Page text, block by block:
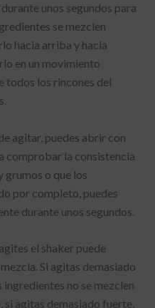
unos segundos para
se mezclen
hacia arriba y hacia
en un movimiento
todos los rincones del
agitar, puedes abrir con
comprobar la consistencia
grumos o que los
por completo, puedes
durante unos segundos.
el shaker puede
Si agitas demasiado
ingredientes no se mezclen
agitas demasiado fuerte,